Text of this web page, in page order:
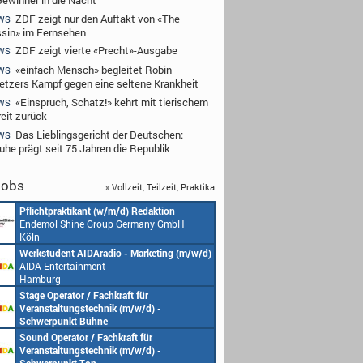
ZDF zeigt nur den Auftakt von «The
im Fernsehen
ZDF zeigt vierte «Precht»-Ausgabe
«einfach Mensch» begleitet Robin
Kampf gegen eine seltene Krankheit
«Einspruch, Schatz!» kehrt mit tierischem
zurück
Das Lieblingsgericht der Deutschen:
prägt seit 75 Jahren die Republik
» Vollzeit, Teilzeit, Praktika
Redakteur (w/m/d) oder Jungredakteur
(w/m/d)
Endemol Shine Group Germany GmbH
Köln
Senior Video Producer/ 1st TV Operator
(m/w/d)
AIDA Entertainment
an Bord unserer Schiffe
Studentische Aushilfe (w/m/d) – YouTube
Endemol Shine Group Germany GmbH
Köln
Redaktionsleitung (w/m/d)
Endemol Shine Group Germany GmbH